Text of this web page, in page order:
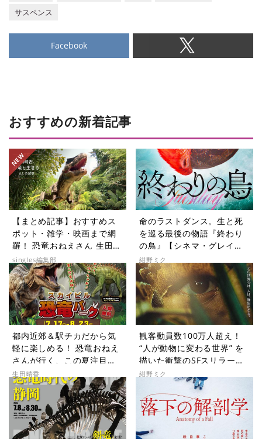
サスペンス
Facebook
おすすめの新着記事
【まとめ記事】おすすめス
ポット・雑学・映画まで網
羅！ 恐竜おねえさん 生田晴
香の恐竜コラム9選
singles編集部
命のラストダンス。生と死
を巡る最後の物語『終わり
の鳥』【シネマ・グレイ
File.072】
紺野ミク
都内近郊＆駅チカだから気
軽に楽しめる！ 恐竜おねえ
さんが行く、この夏注目の
恐竜イベントレポート
生田晴香
観客動員数100万人超え！
“人が動物に変わる世界” を
描いた衝撃のSFスリラー
『動物界』【シネマ・グレ
イ File.071】
紺野ミク